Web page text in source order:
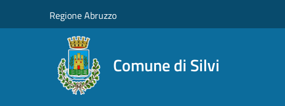
Regione Abruzzo
Comune di Silvi